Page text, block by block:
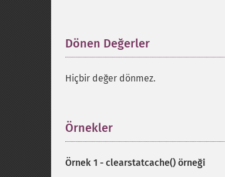
Dönen Değerler
Hiçbir değer dönmez.
Örnekler
Örnek 1 - clearstatcache() örneği